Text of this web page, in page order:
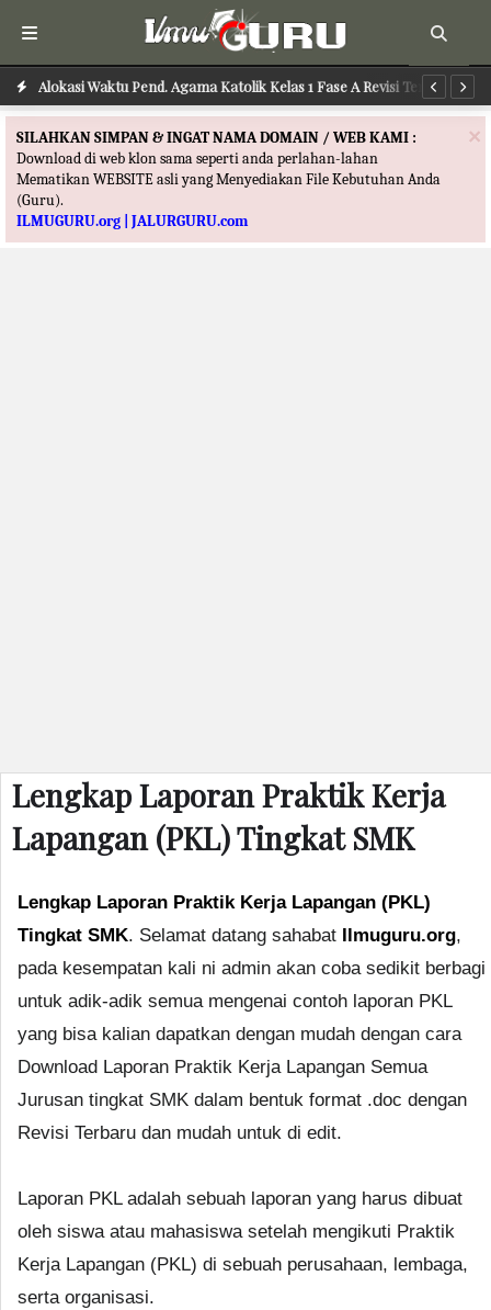
Alokasi Waktu Pend. Agama Katolik Kelas 1 Fase A Revisi Terbaru
×
SILAHKAN SIMPAN & INGAT NAMA DOMAIN / WEB KAMI :
Download di web klon sama seperti anda perlahan-lahan
Mematikan WEBSITE asli yang Menyediakan File Kebutuhan Anda
(Guru).
ILMUGURU.org | JALURGURU.com
Lengkap Laporan Praktik Kerja
Lapangan (PKL) Tingkat SMK
Lengkap Laporan Praktik Kerja Lapangan (PKL)
Tingkat SMK. Selamat datang sahabat Ilmuguru.org,
pada kesempatan kali ni admin akan coba sedikit berbagi
untuk adik-adik semua mengenai contoh laporan PKL
yang bisa kalian dapatkan dengan mudah dengan cara
Download Laporan Praktik Kerja Lapangan Semua
Jurusan tingkat SMK dalam bentuk format .doc dengan
Revisi Terbaru dan mudah untuk di edit.
Laporan PKL adalah sebuah laporan yang harus dibuat
oleh siswa atau mahasiswa setelah mengikuti Praktik
Kerja Lapangan (PKL) di sebuah perusahaan, lembaga,
serta organisasi.